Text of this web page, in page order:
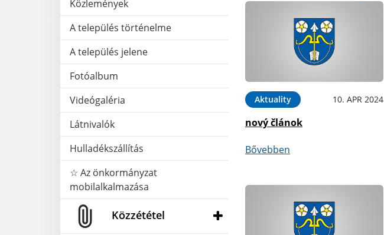
Közlemények
A település történelme
A település jelene
Fotóalbum
Videógaléria
Látnivalók
Hulladékszállítás
☆ Az önkormányzat
mobilalkalmazása
Közzététel
Aktuality 10. APR 2024
nový článok
Bővebben